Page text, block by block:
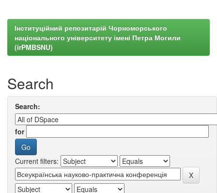
Інституційний репозитарій Чорноморського
національного університету імені Петра Могили
(irPMBSNU)
Search
Search:
for
Current filters: